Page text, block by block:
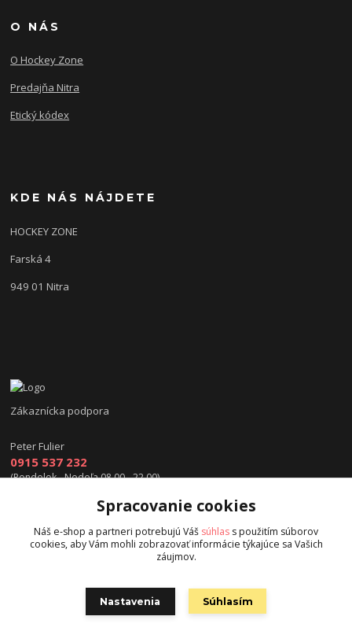
O NÁS
O Hockey Zone
Predajňa Nitra
Etický kódex
KDE NÁS NÁJDETE
HOCKEY ZONE
Farská 4
949 01 Nitra
Zákaznícka podpora
Peter Fulier
0915 537 232
(Pondelok - Nedeľa 08.00 - 22.00)
info@hokejexpert.sk
Spracovanie cookies
Náš e-shop a partneri potrebujú Váš súhlas s použitím súborov
cookies, aby Vám mohli zobrazovať informácie týkajúce sa Vašich
záujmov.
Nastavenia Súhlasím